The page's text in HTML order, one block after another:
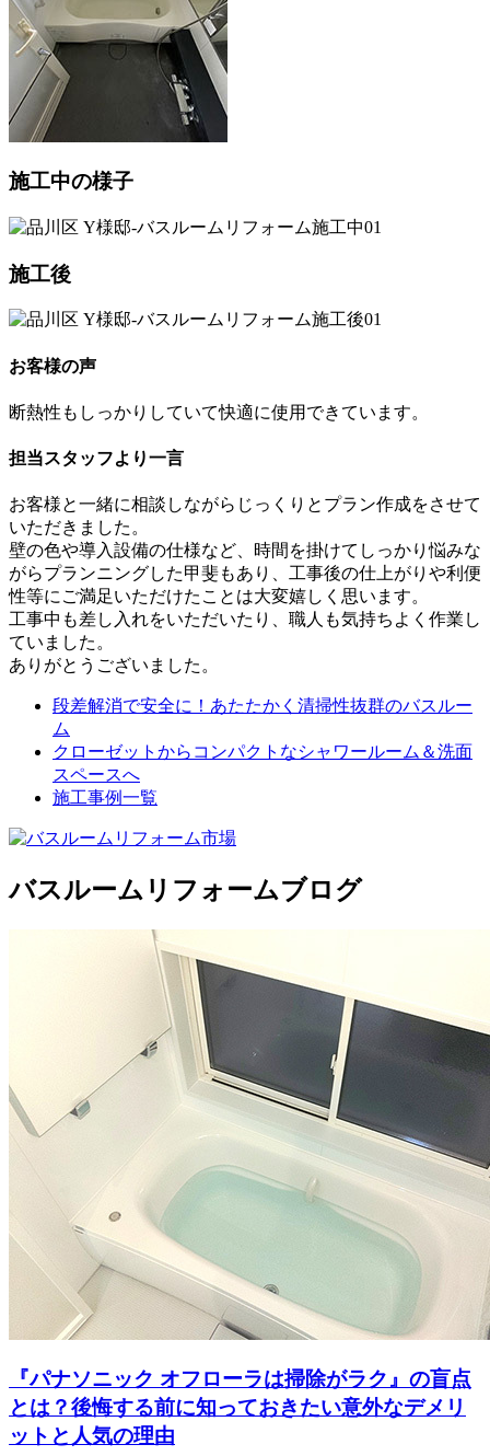
施工中の様子
施工後
お客様の声
断熱性もしっかりしていて快適に使用できています。
担当スタッフより一言
お客様と一緒に相談しながらじっくりとプラン作成をさせて
いただきました。
壁の色や導入設備の仕様など、時間を掛けてしっかり悩みな
がらプランニングした甲斐もあり、工事後の仕上がりや利便
性等にご満足いただけたことは大変嬉しく思います。
工事中も差し入れをいただいたり、職人も気持ちよく作業し
ていました。
ありがとうございました。
段差解消で安全に！あたたかく清掃性抜群のバスルー
ム
クローゼットからコンパクトなシャワールーム＆洗面
スペースへ
施工事例一覧
バスルームリフォームブログ
『パナソニック オフローラは掃除がラク』の盲点
とは？後悔する前に知っておきたい意外なデメリ
ットと人気の理由